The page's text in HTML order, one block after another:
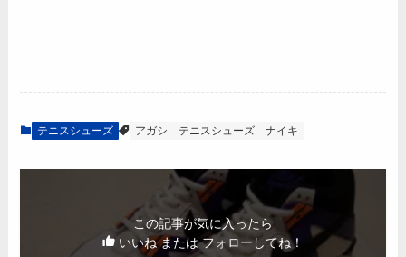
テニスシューズ アガシ テニスシューズ ナイキ
この記事が気に入ったら
いいね または フォローしてね！